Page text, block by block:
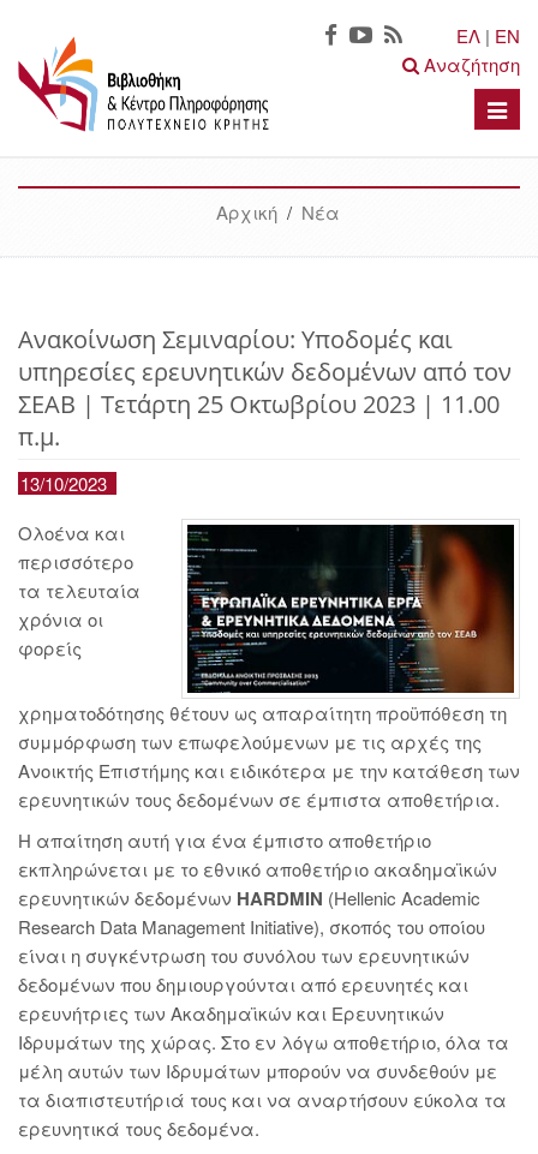
ΕΛ | EN
Αναζήτηση
Toggle
Αρχική / Νέα
Ανακοίνωση Σεμιναρίου: Υποδομές και
υπηρεσίες ερευνητικών δεδομένων από τον
ΣΕΑΒ | Τετάρτη 25 Οκτωβρίου 2023 | 11.00
π.μ.
13/10/2023
Ολοένα και
περισσότερο
τα τελευταία
χρόνια οι
φορείς
χρηματοδότησης θέτουν ως απαραίτητη προϋπόθεση τη
συμμόρφωση των επωφελούμενων με τις αρχές της
Ανοικτής Επιστήμης και ειδικότερα με την κατάθεση των
ερευνητικών τους δεδομένων σε έμπιστα αποθετήρια.
Η απαίτηση αυτή για ένα έμπιστο αποθετήριο
εκπληρώνεται με το εθνικό αποθετήριο ακαδημαϊκών
ερευνητικών δεδομένων HARDMIN (Hellenic Academic
Research Data Management Initiative), σκοπός του οποίου
είναι η συγκέντρωση του συνόλου των ερευνητικών
δεδομένων που δημιουργούνται από ερευνητές και
ερευνήτριες των Ακαδημαϊκών και Ερευνητικών
Ιδρυμάτων της χώρας. Στο εν λόγω αποθετήριο, όλα τα
μέλη αυτών των Ιδρυμάτων μπορούν να συνδεθούν με
τα διαπιστευτήριά τους και να αναρτήσουν εύκολα τα
ερευνητικά τους δεδομένα.